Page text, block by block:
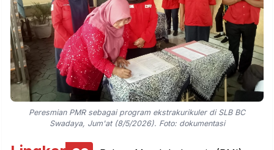
Peresmian PMR sebagai program ekstrakurikuler di SLB BC
Swadaya, Jum'at (8/5/2026). Foto: dokumentasi